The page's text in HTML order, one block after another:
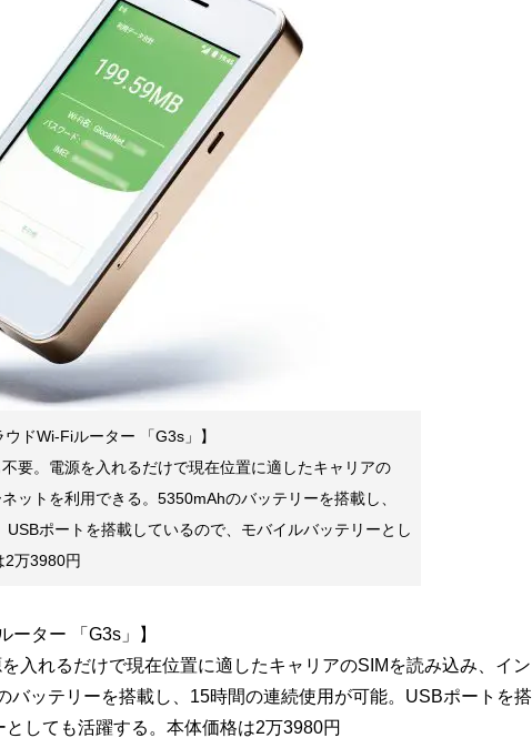
ドWi-Fiルーター 「G3s」】
要。電源を入れるだけで現在位置に適したキャリアの
ットを利用できる。5350mAhのバッテリーを搭載し、
USBポートを搭載しているので、モバイルバッテリーとし
2万3980円
ター 「G3s」】
入れるだけで現在位置に適したキャリアのSIMを読み込み、イン
バッテリーを搭載し、15時間の連続使用が可能。USBポートを搭
しても活躍する。本体価格は2万3980円